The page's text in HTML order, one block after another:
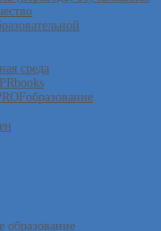
среда
образование